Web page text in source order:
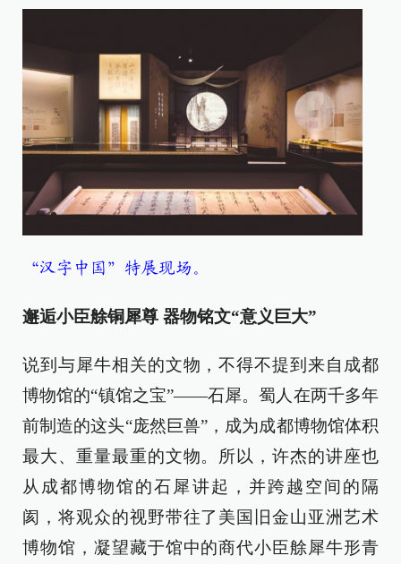
“汉字中国”特展现场。
邂逅小臣艅铜犀尊 器物铭文“意义巨大”
说到与犀牛相关的文物，不得不提到来自成都
博物馆的“镇馆之宝”——石犀。蜀人在两千多年
前制造的这头“庞然巨兽”，成为成都博物馆体积
最大、重量最重的文物。所以，许杰的讲座也
从成都博物馆的石犀讲起，并跨越空间的隔
阂，将观众的视野带往了美国旧金山亚洲艺术
博物馆，凝望藏于馆中的商代小臣艅犀牛形青